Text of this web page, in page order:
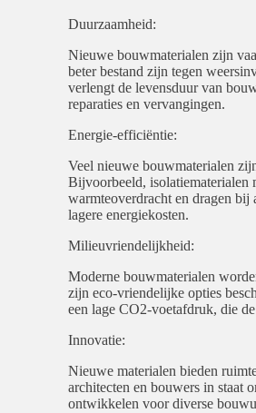
Duurzaamheid:
Nieuwe bouwmaterialen zijn
beter bestand zijn tegen
verlengt de levensduur van
reparaties en vervangingen.
Energie-efficiëntie:
Veel nieuwe bouwmaterialen
Bijvoorbeeld, isolatiematerialen
warmteoverdracht en dragen bij
lagere energiekosten.
Milieuvriendelijkheid:
Moderne bouwmaterialen
zijn eco-vriendelijke opties
een lage CO2-voetafdruk, die
Innovatie:
Nieuwe materialen bieden
architecten en bouwers in staat
ontwikkelen voor diverse